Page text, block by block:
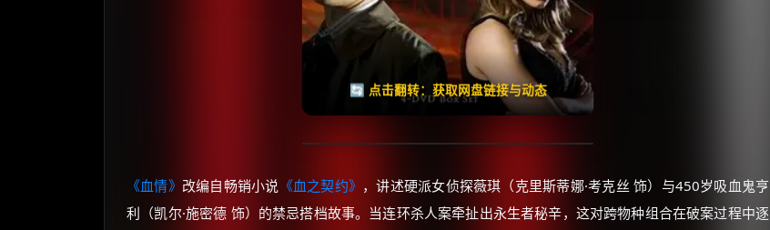
🔄 点击翻转：获取网盘链接与动态
失效请反馈
《血情》 改编自畅销小说 《血之契约》 ，讲述硬派女侦探薇琪（克里斯蒂娜·考克丝 饰）与450岁吸血鬼亨
利（凯尔·施密德 饰）的禁忌搭档故事。当连环杀人案牵扯出永生者秘辛，这对跨物种组合在破案过程中逐